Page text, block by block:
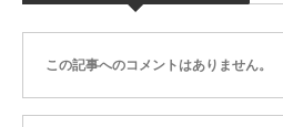
この記事へのコメントはありません。